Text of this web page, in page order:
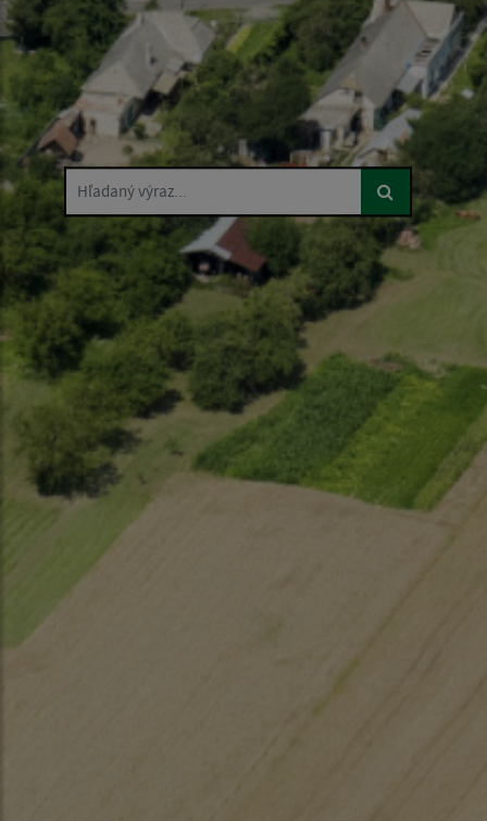
Hľadaný výraz...